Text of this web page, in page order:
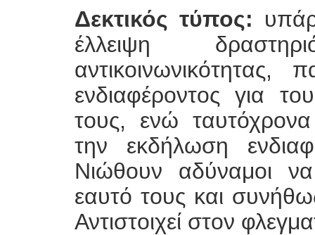
Δεκτικός τύπος:
έλλειψη
αντικοινωνικότητας,
ενδιαφέροντος για
τους, ενώ
την εκδήλωση
Νιώθουν αδύναμοι
εαυτό τους και
Αντιστοιχεί στον